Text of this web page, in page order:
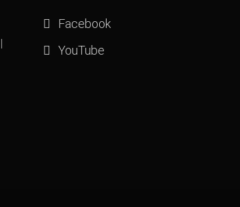
Facebook
YouTube